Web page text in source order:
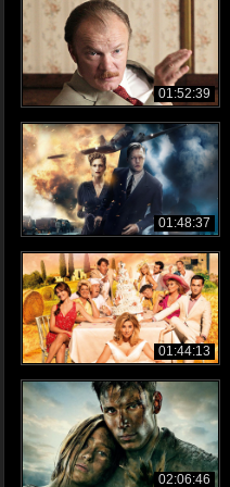
01:52:39
01:48:37
01:44:13
02:06:46